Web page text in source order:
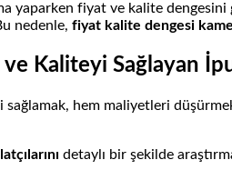
yaparken fiyat ve kalite
nedenle, fiyat kalite dengesi
Kaliteyi Sağlayan
hem maliyetleri
detaylı bir şekilde